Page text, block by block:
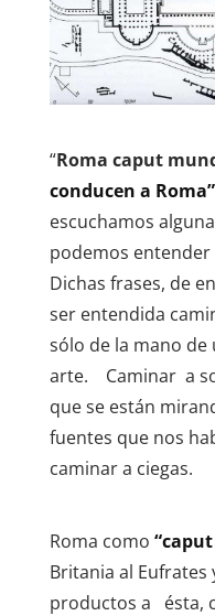
“Roma caput
conducen a Roma”
escuchamos
podemos
Dichas frases, de
ser entendida
sólo de la mano
arte. Caminar a
que se están
fuentes que nos
caminar a ciegas.
Roma como
Britania al
productos a ésta,